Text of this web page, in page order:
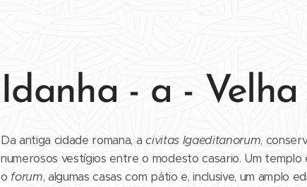
Idanha - a - Velha
Da antiga cidade romana, acivitas Igaeditanorum,
numerosos vestígios entre o modesto casario. Um templo
o forum, algumas casas com pátio e, inclusive, um amplo